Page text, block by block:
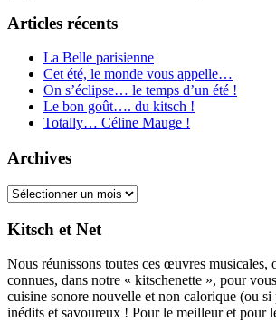
Articles récents
La Belle parisienne
Cet été, le monde vous appelle…
On s’éclipse… le temps d’un été !
Le bon goût…. du kitsch !
Totally… Céline Mauge !
Archives
Archives
Kitsch et Net
Nous réunissons toutes ces œuvres musicales,
connues, dans notre « kitschenette », pour
cuisine sonore nouvelle et non calorique (ou
inédits et savoureux ! Pour le meilleur et pour